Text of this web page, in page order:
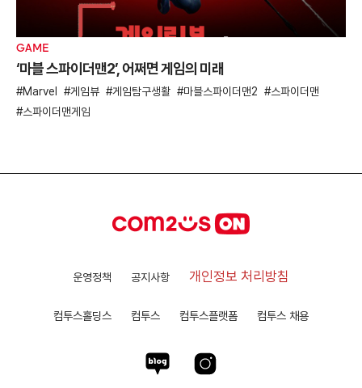
GAME
‘마블 스파이더맨2’, 어쩌면 게임의 미래
Marvel 게임뷰 게임탐구생활 마블스파이더맨2
스파이더맨
스파이더맨게임
운영정책 공지사항 개인정보 처리방침
컴투스홀딩스 컴투스 컴투스플랫폼 컴투스 채용